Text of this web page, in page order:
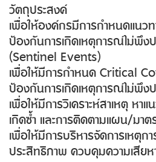
วัตถุประสงค์
เพื่อให้องค์กรมีการกำหนดแน
ป้องกันการเกิดเหตุการณ์ไม่พึง
(Sentinel Events)
เพื่อให้มีการกำหนด Critical
ป้องกันการเกิดเหตุการณ์ไม่พึง
เพื่อให้มีการวิเคราะห์สาเหตุ หา
เกิดซ้ำ และการติดตามแผน/มาต
เพื่อให้มีการบริหารจัดการเหตุก
ประสิทธิภาพ ควบคุมความเสียห